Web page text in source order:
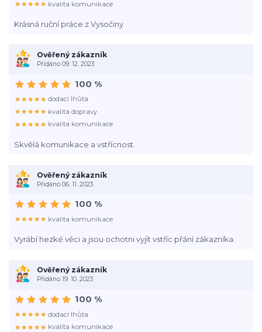
Krásná ruční práce z Vysočiny
kvalita komunikace
Ověřený zákazník
Přidáno 09. 12. 2023
Skvělá komunikace a vstřícnost.
100 %
dodací lhůta
kvalita dopravy
kvalita komunikace
Ověřený zákazník
Přidáno 06. 11. 2023
Vyrábí hezké věci a jsou ochotni vyjít vstříc přání zákazníka.
100 %
kvalita komunikace
Ověřený zákazník
Přidáno 19. 10. 2023
100 %
dodací lhůta
kvalita komunikace